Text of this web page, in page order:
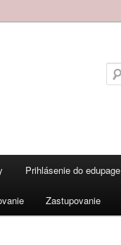
Prihlásenie do edupage
Zastupovanie